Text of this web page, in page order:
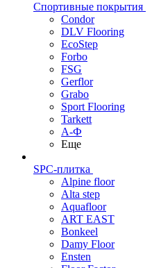
Спортивные покрытия
Condor
DLV Flooring
EcoStep
Forbo
FSG
Gerflor
Grabo
Sport Flooring
Tarkett
А-Ф
Еще
SPC-плитка
Alpine floor
Alta step
Aquafloor
ART EAST
Bonkeel
Damy Floor
Ensten